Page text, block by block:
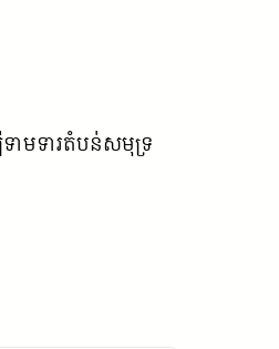
ទាមទារតំបន់សមុទ្រ